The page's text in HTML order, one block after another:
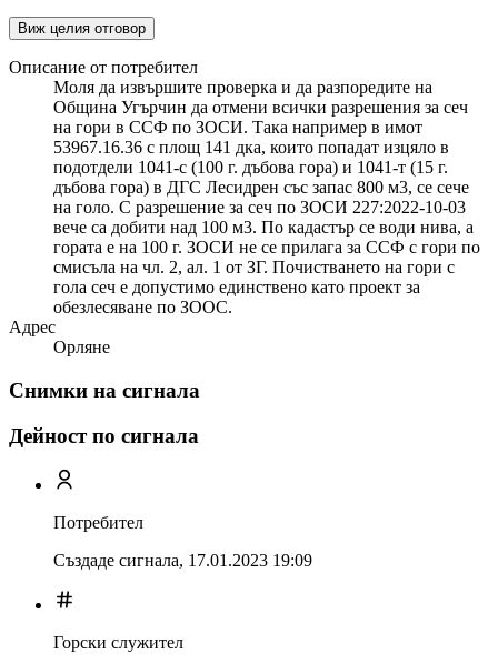
Виж целия отговор
Описание от потребител
Моля да извършите проверка и да разпоредите на
Община Угърчин да отмени всички разрешения за сеч
на гори в ССФ по ЗОСИ. Така например в имот
53967.16.36 с площ 141 дка, които попадат изцяло в
подотдели 1041-с (100 г. дъбова гора) и 1041-т (15 г.
дъбова гора) в ДГС Лесидрен със запас 800 м3, се сече
на голо. С разрешение за сеч по ЗОСИ 227:2022-10-03
вече са добити над 100 м3. По кадастър се води нива, а
гората е на 100 г. ЗОСИ не се прилага за ССФ с гори по
смисъла на чл. 2, ал. 1 от ЗГ. Почистването на гори с
гола сеч е допустимо единствено като проект за
обезлесяване по ЗООС.
Адрес
Орляне
Снимки на сигнала
Дейност по сигнала
Потребител
Създаде сигнала, 17.01.2023 19:09
Горски служител